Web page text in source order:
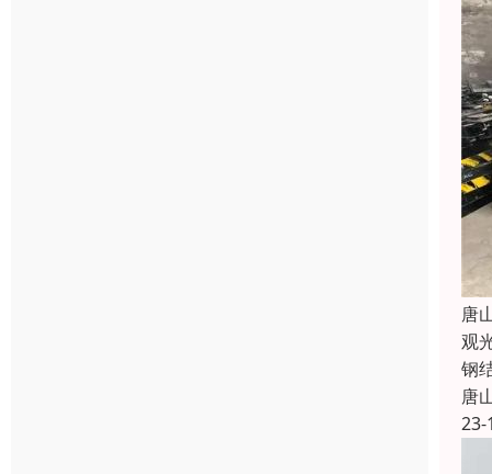
唐
观
钢
唐
23-